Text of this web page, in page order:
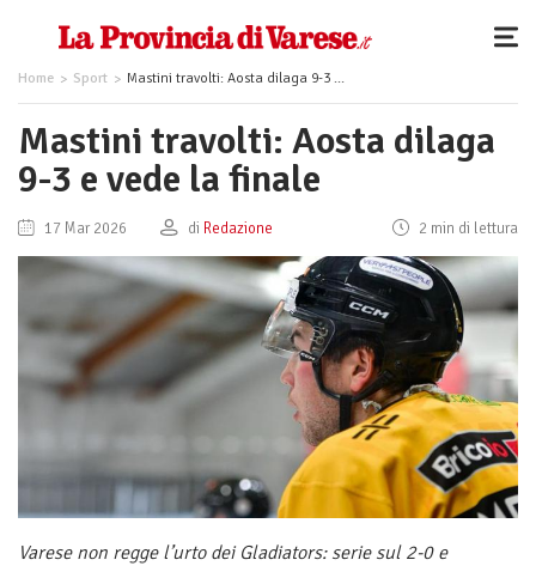
Home Sport Mastini travolti: Aosta dilaga 9-3 e vede la finale
Mastini travolti: Aosta dilaga
9-3 e vede la finale
17 Mar 2026 di Redazione 2 min di lettura
Varese non regge l’urto dei Gladiators: serie sul 2-0 e